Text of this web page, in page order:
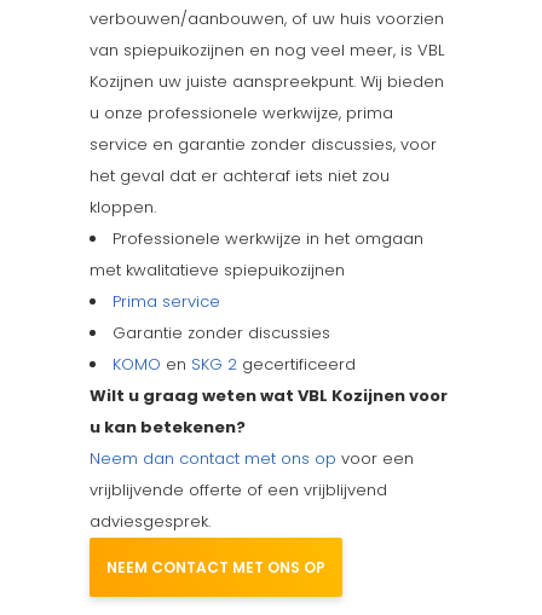
verbouwen/aanbouwen, of uw huis voorzien
van spiepuikozijnen en nog veel meer, is VBL
Kozijnen uw juiste aanspreekpunt. Wij bieden
u onze professionele werkwijze, prima
service en garantie zonder discussies, voor
het geval dat er achteraf iets niet zou
kloppen.
Professionele werkwijze in het omgaan
met kwalitatieve spiepuikozijnen
Prima service
Garantie zonder discussies
KOMO en SKG 2 gecertificeerd
Wilt u graag weten wat VBL Kozijnen voor
u kan betekenen?
Neem dan contact met ons op voor een
vrijblijvende offerte of een vrijblijvend
adviesgesprek.
NEEM CONTACT MET ONS OP